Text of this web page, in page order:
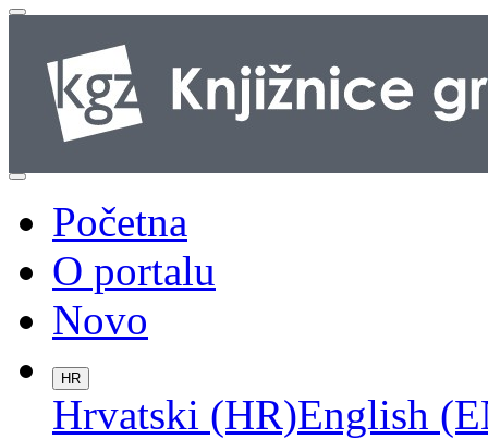
Početna
O portalu
Novo
HR
Hrvatski (HR)English